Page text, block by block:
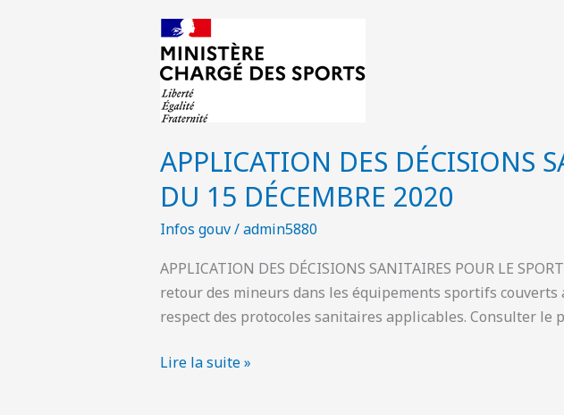
APPLICATION DES DÉCISIONS
DU 15 DÉCEMBRE 2020
Infos gouv/admin5880
APPLICATION DES DÉCISIONS SANITAIRES POUR LE
retour des mineurs dans les équipements sportifs
respect des protocoles sanitaires applicables. Consulter
APPLICATION
DES
DÉCISIONS
SANITAIRES
POUR
LE
SPORT
PARTIR
15
DÉCEMBRE
2020
Lire la suite »